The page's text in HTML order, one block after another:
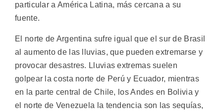
particular a América Latina, más cercana a su
fuente.
El norte de Argentina sufre igual que el sur de Brasil
al aumento de las lluvias, que pueden extremarse y
provocar desastres. Lluvias extremas suelen
golpear la costa norte de Perú y Ecuador, mientras
en la parte central de Chile, los Andes en Bolivia y
el norte de Venezuela la tendencia son las sequías,